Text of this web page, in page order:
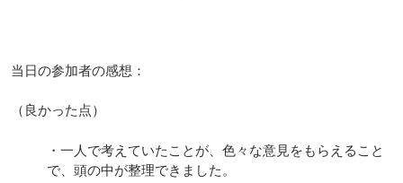
当日の参加者の感想：
（良かった点）
・一人で考えていたことが、色々な意見をもらえること
で、頭の中が整理できました。